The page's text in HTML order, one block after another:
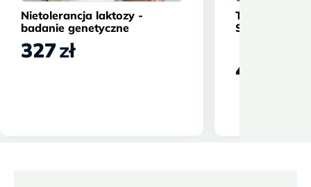
Nietolerancja laktozy -
badanie genetyczne
327zł
Trombofilia
STANDARD
467